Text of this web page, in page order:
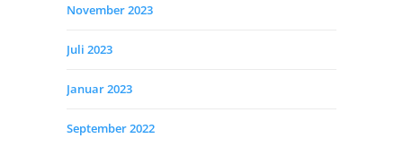
November 2023
Juli 2023
Januar 2023
September 2022